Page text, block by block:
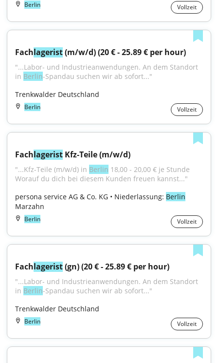
Berlin Vollzeit
Fachlagerist (m/w/d) (20 € - 25.89 € per hour)
"...Labor- und Industrieanwendungen. An dem Standort
in Berlin-Spandau suchen wir ab sofort..."
Trenkwalder Deutschland
Berlin Vollzeit
Fachlagerist Kfz-Teile (m/w/d)
"...Kfz-Teile (m/w/d) in Berlin 18,00 - 20,00 € je Stunde
Worauf du dich bei diesem Kunden freuen kannst..."
persona service AG & Co. KG • Niederlassung: Berlin
Marzahn
Berlin Vollzeit
Fachlagerist (gn) (20 € - 25.89 € per hour)
"...Labor- und Industrieanwendungen. An dem Standort
in Berlin-Spandau suchen wir ab sofort..."
Trenkwalder Deutschland
Berlin Vollzeit